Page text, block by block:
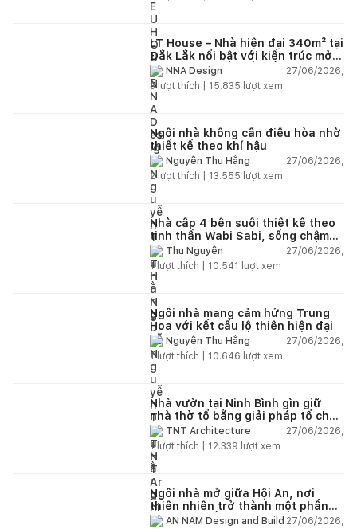
LT House – Nhà hiện đại 340m² tại
Đắk Lắk nổi bật với kiến trúc mở
và hệ sân vườn kết nối thiên
nhiên
NNA Design
27/06/2026,
3lượt thích | 15.835 lượt xem
Ngôi nhà không cần điều hòa nhờ
thiết kế theo khí hậu
Nguyễn Thu Hằng
27/06/2026,
2lượt thích | 13.555 lượt xem
Nhà cấp 4 bên suối thiết kế theo
tinh thần Wabi Sabi, sống chậm
giữa thiên nhiên
Thu Nguyễn
27/06/2026,
1lượt thích | 10.541 lượt xem
Ngôi nhà mang cảm hứng Trung
Hoa với kết cấu lộ thiên hiện đại
Nguyễn Thu Hằng
27/06/2026,
1lượt thích | 10.646 lượt xem
Nhà vườn tại Ninh Bình gìn giữ
nhà thờ tổ bằng giải pháp tổ chức
lại không gian
TNT Architecture
27/06/2026,
1lượt thích | 12.339 lượt xem
Ngôi nhà mở giữa Hội An, nơi
thiên nhiên trở thành một phần
của cuộc sống
AN NAM Design and Build 27/06/2026,